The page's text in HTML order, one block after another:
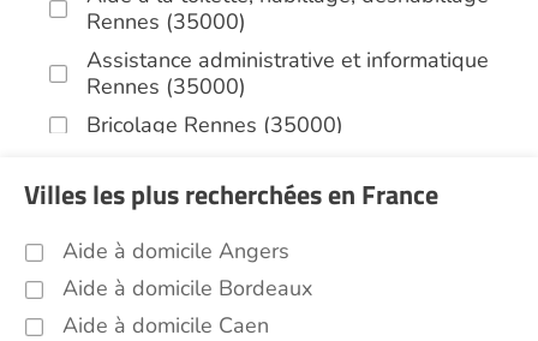
Rennes (35000)
Assistance administrative et informatique
Rennes (35000)
Bricolage Rennes (35000)
Infirmiers Rennes (35000)
Jardinage Rennes (35000)
Aide aux courses Rennes (35000)
Entretien du cadre de vie, ménage,
Villes les plus recherchées en France
Aide à domicile Angers
Aide à domicile Bordeaux
Aide à domicile Caen